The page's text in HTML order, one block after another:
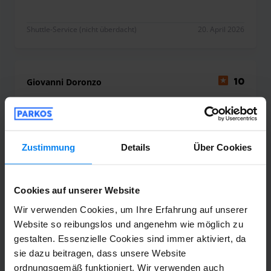
Zustimmung Details Über Cookies
Cookies auf unserer Website
Wir verwenden Cookies, um Ihre Erfahrung auf unserer
Website so reibungslos und angenehm wie möglich zu
gestalten. Essenzielle Cookies sind immer aktiviert, da
sie dazu beitragen, dass unsere Website
ordnungsgemäß funktioniert. Wir verwenden auch
Shuttle-Service (nicht überdacht) 20. April 2026
Giovanni Doronzo 10
uso
Tutto bene. Non è la prima volta che lo uso
Shuttle-Service (nicht überdacht) 20. April 2026
Armin Trenker